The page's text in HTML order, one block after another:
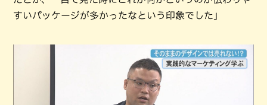
すいパッケージが多かったなという印象でした」